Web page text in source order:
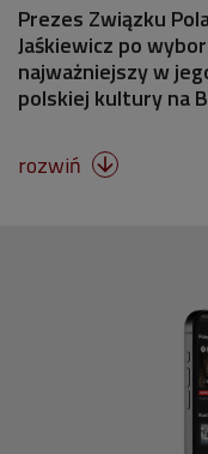
Prezes Związku
Jaśkiewicz po
najważniejszy w
polskiej kultury na
rozwiń 